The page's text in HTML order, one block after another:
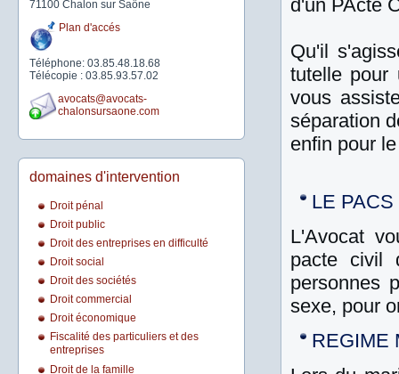
71100 Chalon sur Saône
Plan d'accés
Téléphone: 03.85.48.18.68
Télécopie : 03.85.93.57.02
avocats@avocats-
chalonsursaone.com
domaines d'intervention
Droit pénal
Droit public
Droit des entreprises en difficulté
Droit social
Droit des sociétés
Droit commercial
Droit économique
Fiscalité des particuliers et des
entreprises
Droit de la famille
d'un PActe
Qu'il
tutelle pour
vous
séparation
enfin pour
LE PACS
L'Avocat
pacte civil
personnes
sexe, pour
REGIME